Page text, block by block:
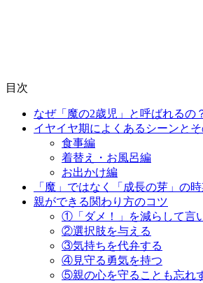
目次
なぜ「魔の2歳児」と呼ばれるの
イヤイヤ期によくあるシーンと
食事編
着替え・お風呂編
お出かけ編
「魔」ではなく「成長の芽」の時
親ができる関わり方のコツ
①「ダメ！」を減らして言
②選択肢を与える
③気持ちを代弁する
④見守る勇気を持つ
⑤親の心を守ることも忘れ